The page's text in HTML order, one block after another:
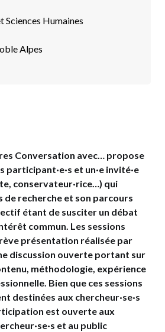
Sciences Humaines
Alpes
Conversation avec… propose
participant·e·s et un·e invité·e
conservateur·rice…) qui
de recherche et son parcours
étant de susciter un débat
commun. Les sessions
présentation réalisée par
discussion ouverte portant sur
méthodologie, expérience
Bien que ces sessions
destinées aux chercheur·se·s
est ouverte aux
et au public